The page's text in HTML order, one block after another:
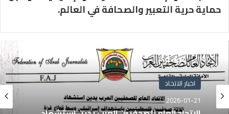
حماية حرية التعبير والصحافة في العالم.
اخبار الاتحاد
2026-01-21